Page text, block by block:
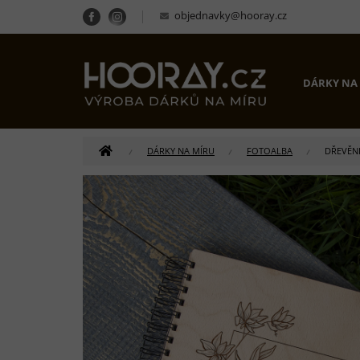
obsah
objednavky@hooray.cz
DÁRKY
DOMŮ DÁRKY NA MÍRU FOTOALBA